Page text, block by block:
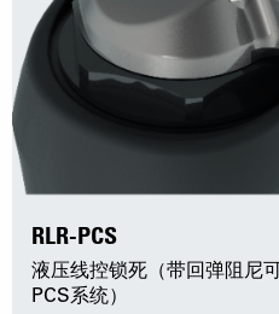
RLR-PCS
液压线控锁死（带回弹阻尼
PCS系统）